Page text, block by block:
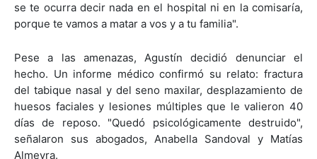
se te ocurra decir nada en el hospital ni en la comisaría,
porque te vamos a matar a vos y a tu familia".
Pese a las amenazas, Agustín decidió denunciar el
hecho. Un informe médico confirmó su relato: fractura
del tabique nasal y del seno maxilar, desplazamiento de
huesos faciales y lesiones múltiples que le valieron 40
días de reposo. "Quedó psicológicamente destruido",
señalaron sus abogados, Anabella Sandoval y Matías
Almeyra.